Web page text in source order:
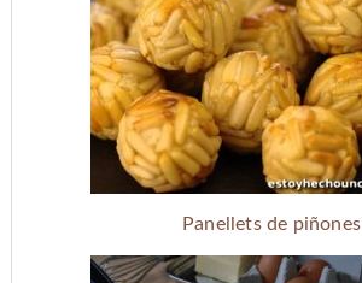
Panellets de piñones